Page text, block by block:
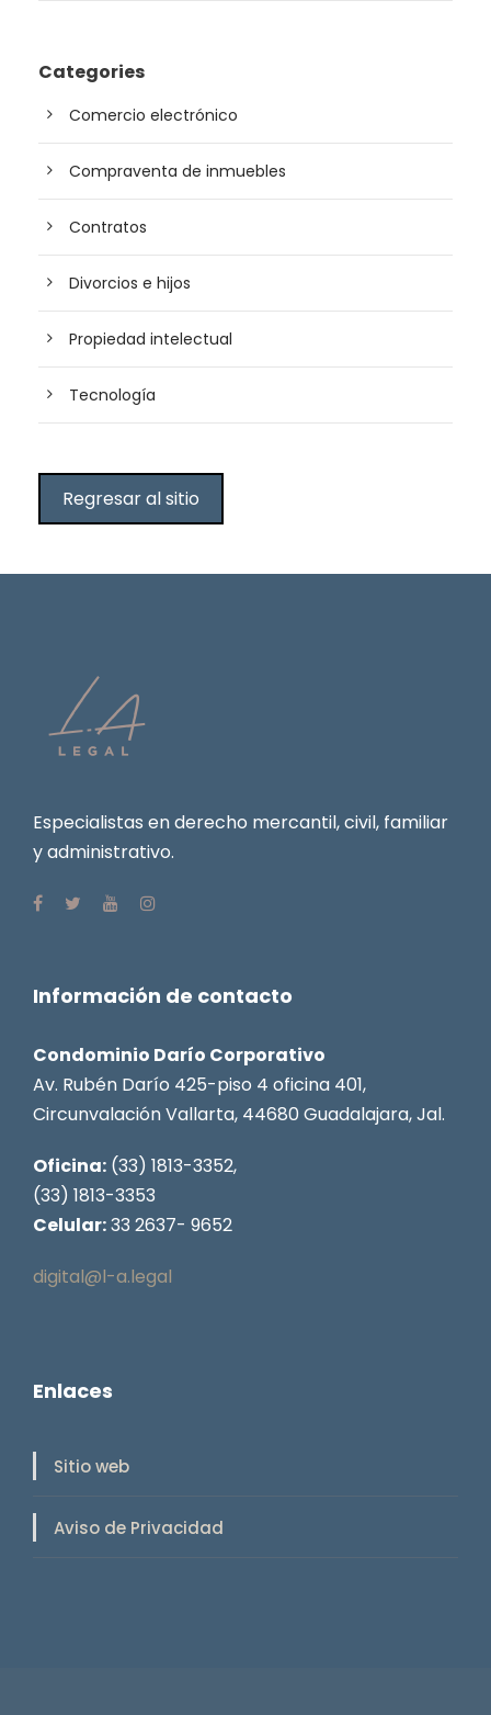
Categories
Comercio electrónico
Compraventa de inmuebles
Contratos
Divorcios e hijos
Propiedad intelectual
Tecnología
Regresar al sitio
Especialistas en derecho mercantil, civil, familiar
y administrativo.
Información de contacto
Condominio Darío Corporativo
Av. Rubén Darío 425-piso 4 oficina 401,
Circunvalación Vallarta, 44680 Guadalajara, Jal.
Oficina: (33) 1813-3352,
(33) 1813-3353
Celular:33 2637- 9652
digital@l-a.legal
Enlaces
Sitio web
Aviso de Privacidad